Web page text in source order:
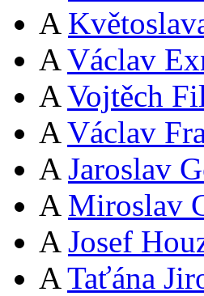
A
A Václav
A Vojtěch
A Václav
A Jaroslav
A Miroslav
A Josef
A Taťána